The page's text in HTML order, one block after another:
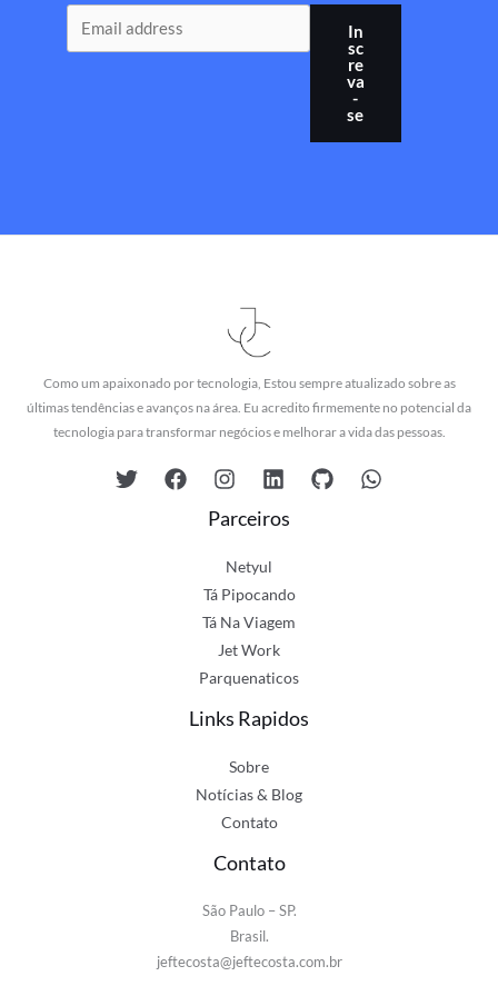
In
sc
re
va
-
se
Como um apaixonado por tecnologia, Estou sempre atualizado sobre as
últimas tendências e avanços na área. Eu acredito firmemente no potencial da
tecnologia para transformar negócios e melhorar a vida das pessoas.
Parceiros
Netyul
Tá Pipocando
Tá Na Viagem
Jet Work
Parquenaticos
Links Rapidos
Sobre
Notícias & Blog
Contato
Contato
São Paulo – SP.
Brasil.
jeftecosta@jeftecosta.com.br